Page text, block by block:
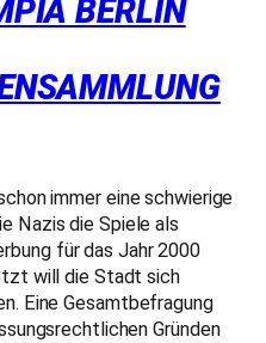
BERLIN S
immer eine schwierige
Nazis die Spiele als
für das Jahr 2000
will die Stadt sich
Eine Gesamtbefragung
Gründen